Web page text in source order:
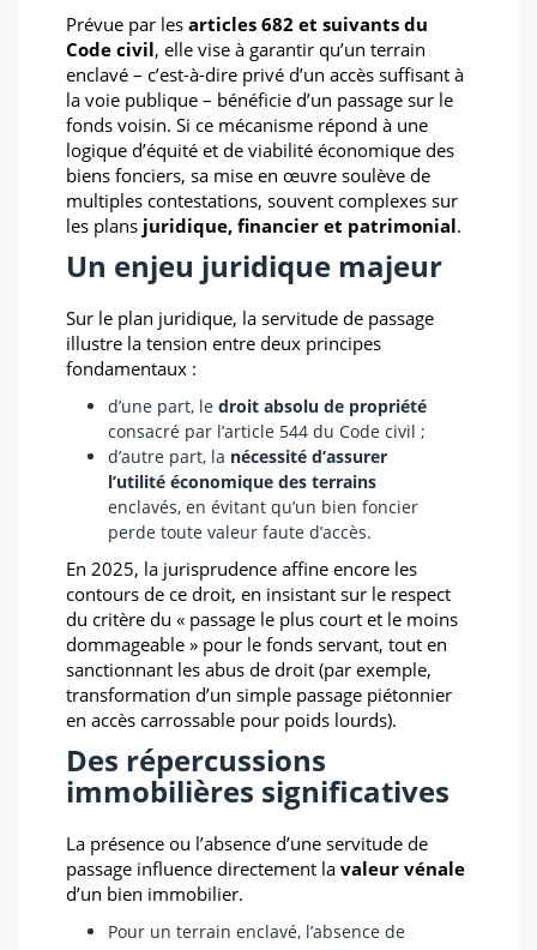
Prévue par les articles 682 et suivants du
Code civil, elle vise à garantir qu’un terrain
enclavé – c’est-à-dire privé d’un accès suffisant à
la voie publique – bénéficie d’un passage sur le
fonds voisin. Si ce mécanisme répond à une
logique d’équité et de viabilité économique des
biens fonciers, sa mise en œuvre soulève de
multiples contestations, souvent complexes sur
les plans juridique, financier et patrimonial.
Un enjeu juridique majeur
Sur le plan juridique, la servitude de passage
illustre la tension entre deux principes
fondamentaux :
d’une part, le droit absolu de propriété
consacré par l’article 544 du Code civil ;
d’autre part, la nécessité d’assurer
l’utilité économique des terrains
enclavés, en évitant qu’un bien foncier
perde toute valeur faute d’accès.
En 2025, la jurisprudence affine encore les
contours de ce droit, en insistant sur le respect
du critère du « passage le plus court et le moins
dommageable » pour le fonds servant, tout en
sanctionnant les abus de droit (par exemple,
transformation d’un simple passage piétonnier
en accès carrossable pour poids lourds).
Des répercussions
immobilières significatives
La présence ou l’absence d’une servitude de
passage influence directement la valeur vénale
d’un bien immobilier.
Pour un terrain enclavé, l’absence de